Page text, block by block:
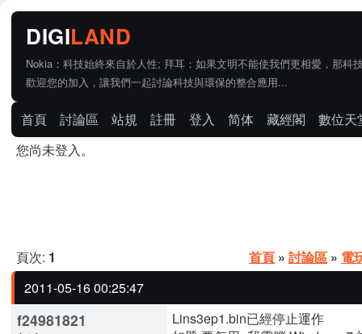
Nokia：科技始終來自於人性; 拜耳：如果文明不能使我們更相愛，那科
歡迎您的加入，讓我們一起討論科技與環保的整合應用...
首頁 討論區 站規 註冊 登入 简体 藏經閣
數位天
您尚未登入。
頁次: 1 首頁 » 討論區 » 電
2011-05-16 00:25:47
f24981821
Lins3ep1.bin已經停止運作